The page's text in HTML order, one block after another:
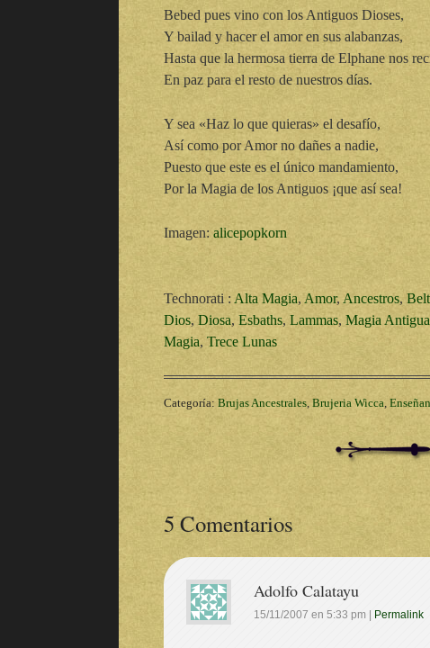
Bebed pues vino con los Antiguos Dioses,
Y bailad y hacer el amor en sus alabanzas,
Hasta que la hermosa tierra de Elphane nos
En paz para el resto de nuestros días.
Y sea «Haz lo que quieras» el desafío,
Así como por Amor no dañes a nadie,
Puesto que este es el único mandamiento,
Por la Magia de los Antiguos ¡que así sea!
Imagen: alicepopkorn
Technorati : Alta Magia, Amor, Ancestros,
Dios, Diosa, Esbaths, Lammas, Magia Antigua
Magia, Trece Lunas
Categoría: Brujas Ancestrales, Brujeria Wicca,
5 Comentarios
Adolfo Calatayu
15/11/2007 en 5:33 pm Permalink